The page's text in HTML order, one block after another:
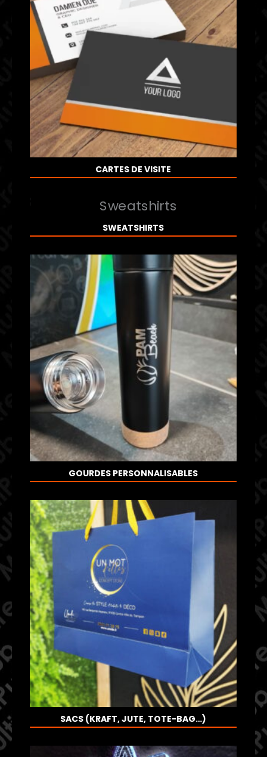
CARTES DE VISITE
SWEATSHIRTS
GOURDES PERSONNALISABLES
SACS (KRAFT, JUTE, TOTE-BAG…)